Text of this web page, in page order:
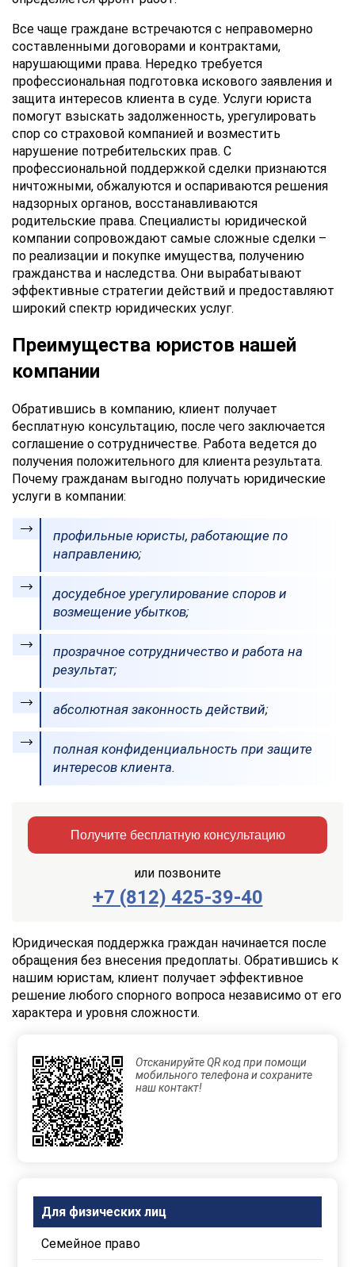
Все чаще граждане встречаются с неправомерно
составленными договорами и контрактами,
нарушающими права. Нередко требуется
профессиональная подготовка искового заявления и
защита интересов клиента в суде. Услуги юриста
помогут взыскать задолженность, урегулировать
спор со страховой компанией и возместить
нарушение потребительских прав. С
профессиональной поддержкой сделки признаются
ничтожными, обжалуются и оспариваются решения
надзорных органов, восстанавливаются
родительские права. Специалисты юридической
компании сопровождают самые сложные сделки –
по реализации и покупке имущества, получению
гражданства и наследства. Они вырабатывают
эффективные стратегии действий и предоставляют
широкий спектр юридических услуг.
Преимущества юристов нашей
компании
Обратившись в компанию, клиент получает
бесплатную консультацию, после чего заключается
соглашение о сотрудничестве. Работа ведется до
получения положительного для клиента результата.
Почему гражданам выгодно получать юридические
услуги в компании:
профильные юристы, работающие по
направлению;
досудебное урегулирование споров и
возмещение убытков;
прозрачное сотрудничество и работа на
результат;
абсолютная законность действий;
полная конфиденциальность при защите
интересов клиента.
Получите бесплатную консультацию
или позвоните
+7 (812) 425-39-40
Заказать
Отправляя
данные,
Вы
соглашаетесь
обработки
персональных
данных
Юридическая поддержка граждан начинается после
обращения без внесения предоплаты. Обратившись к
нашим юристам, клиент получает эффективное
решение любого спорного вопроса независимо от его
характера и уровня сложности.
Отсканируйте QR код при помощи
мобильного телефона и сохраните
наш контакт!
Для физических лиц
Семейное право